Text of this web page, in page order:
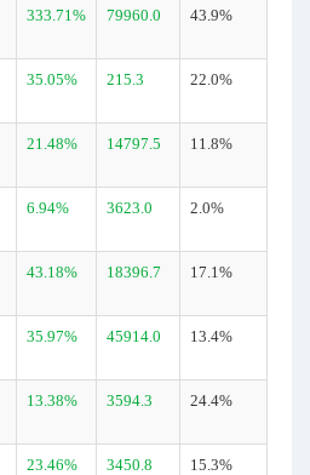
333.71% 79960.0 43.9%
35.05% 215.3 22.0%
21.48% 14797.5 11.8%
6.94% 3623.0 2.0%
43.18% 18396.7 17.1%
35.97% 45914.0 13.4%
13.38% 3594.3 24.4%
23.46% 3450.8 15.3%